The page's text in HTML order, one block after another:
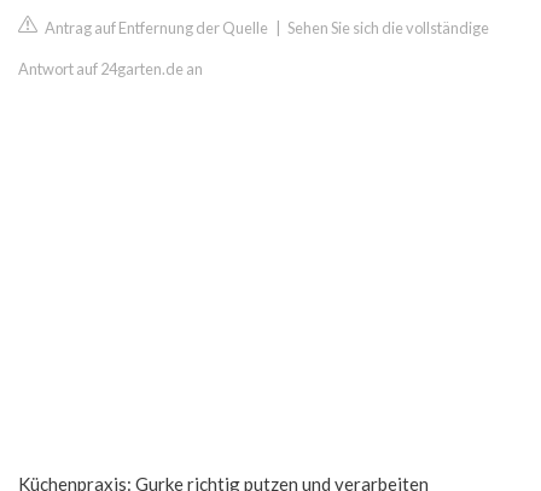
Antrag auf Entfernung der Quelle Sehen Sie sich die vollständige
Antwort auf 24garten.de an
Küchenpraxis: Gurke richtig putzen und verarbeiten